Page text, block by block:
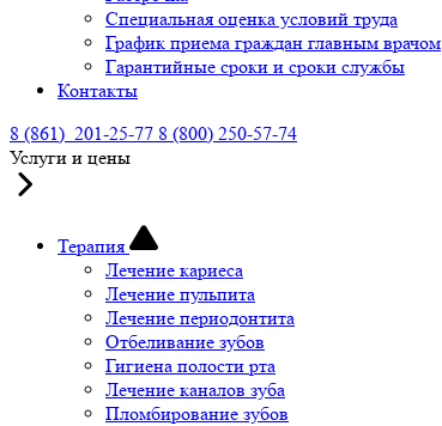
Специальная оценка условий труда
График приема граждан главным врачом
Гарантийные сроки и сроки службы
Контакты
8 (861) 201-25-77 8 (800) 250-57-74
Услуги и цены
Терапия
Лечение кариеса
Лечение пульпита
Лечение периодонтита
Отбеливание зубов
Гигиена полости рта
Лечение каналов зуба
Пломбирование зубов